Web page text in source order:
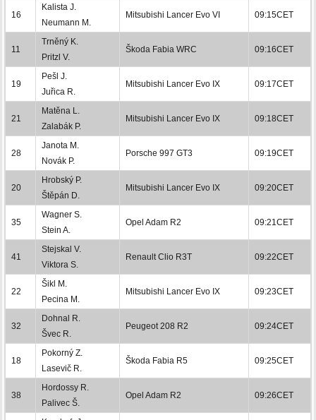
16
Kalista J.
Neumann M.
Mitsubishi Lancer Evo VI 09:15CET
11
Trněný K.
Pritzl V.
Škoda Fabia WRC 09:16CET
19
Pešl J.
Juřica R.
Mitsubishi Lancer Evo IX 09:17CET
21
Matěna L.
Zalabák P.
Mitsubishi Lancer Evo IX 09:18CET
28
Janota M.
Novák P.
Porsche 997 GT3 09:19CET
20
Hrobský P.
Štěpán D.
Mitsubishi Lancer Evo IX 09:20CET
35
Wagner S.
Stein A.
Opel Adam R2 09:21CET
41
Stejskal V.
Viktora S.
Renault Clio R3T 09:22CET
22
Šikl M.
Pecina M.
Mitsubishi Lancer Evo IX 09:23CET
32
Dohnal R.
Švec R.
Peugeot 208 R2 09:24CET
18
Pokorný Z.
Lasevič R.
Škoda Fabia R5 09:25CET
38
Hordossy R.
Palivec Š.
Opel Adam R2 09:26CET